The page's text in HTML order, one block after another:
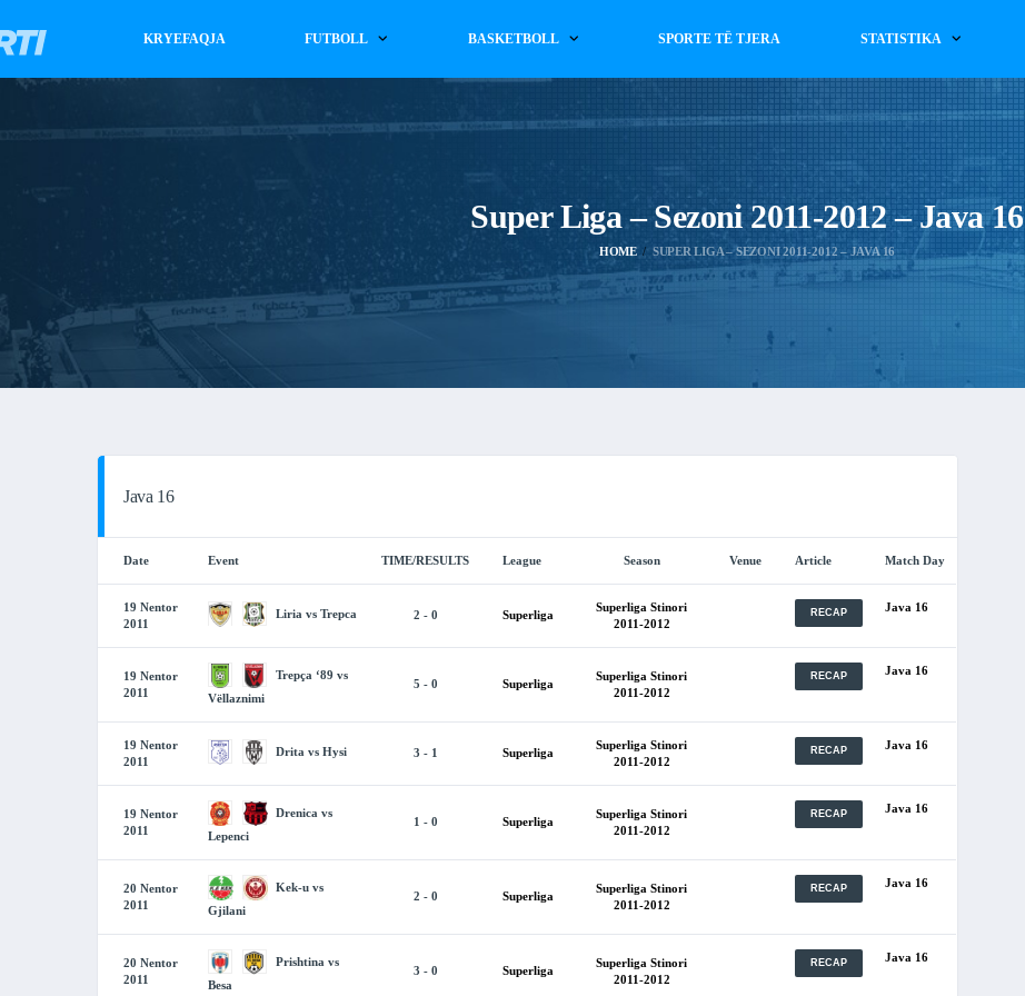
KRYEFAQJA FUTBOLL BASKETBOLL SPORTE TË TJERA STATISTIKA
Super Liga – Sezoni 2011-2012 – Java 16
HOME SUPER LIGA – SEZONI 2011-2012 – JAVA 16
Java 16
Date Event TIME/RESULTS League Season Venue Article Match Day
19 Nentor
2011
Liria vs Trepca 2 - 0 Superliga
Superliga Stinori
2011-2012
RECAP Java 16
19 Nentor
2011
Trepça ‘89 vs
Vëllaznimi
5 - 0 Superliga
Superliga Stinori
2011-2012
RECAP Java 16
19 Nentor
2011
Drita vs Hysi 3 - 1 Superliga
Superliga Stinori
2011-2012
RECAP Java 16
19 Nentor
2011
Drenica vs
Lepenci
1 - 0 Superliga
Superliga Stinori
2011-2012
RECAP Java 16
20 Nentor
2011
Kek-u vs
Gjilani
2 - 0 Superliga
Superliga Stinori
2011-2012
RECAP Java 16
20 Nentor
2011
Prishtina vs
Besa
3 - 0 Superliga
Superliga Stinori
2011-2012
RECAP Java 16